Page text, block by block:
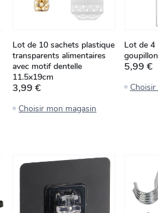
Lot de 10 sachets plastique
transparents alimentaires
avec motif dentelle
11.5x19cm
3,99 €
Choisir mon magasin
Lot de 4
goupillon
5,99 €